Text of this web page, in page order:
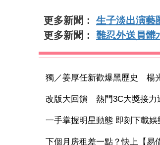
更多新聞： 生子淡出演
更多新聞： 難忍外送員
獨／姜厚任新歡爆黑歷史 楊
改版大回饋 熱門3C大獎接力
一手掌握明星動態 即刻下載娛
下個月房租差一點？快上【易